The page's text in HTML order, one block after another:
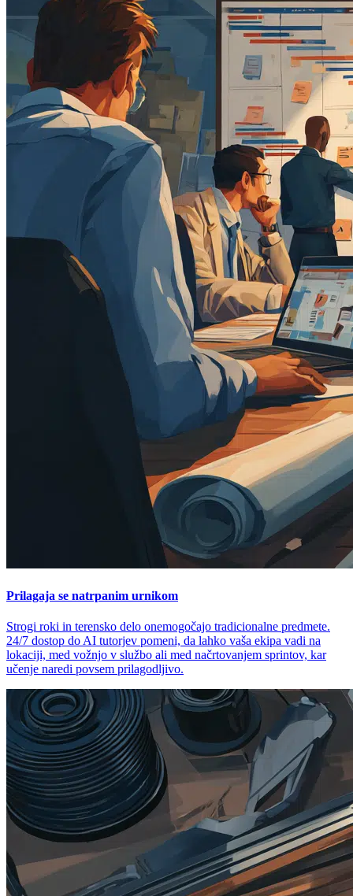
Prilagaja se natrpanim urnikom
Strogi roki in terensko delo onemogočajo tradicionalne predmete.
24/7 dostop do AI tutorjev pomeni, da lahko vaša ekipa vadi na
lokaciji, med vožnjo v službo ali med načrtovanjem sprintov, kar
učenje naredi povsem prilagodljivo.